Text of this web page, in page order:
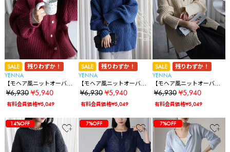
SALE
残りわずか！
YENNA
【モヘア風ニットオーバー
カーディガン】前後2WAY
¥6,930 ¥5,940
有料会員価格¥5,049
SALE
残りわずか！
YENNA
【モヘア風ニットオーバー
カーディガン】前後2WAY
¥6,930 ¥5,940
有料会員価格¥5,049
SALE
残りわずか！
YENNA
【モヘア風ニットオーバー
カーディガン】前後2WAY
¥6,930 ¥5,940
有料会員価格¥5,049
35%OFF
35%OFF
35%OFF
28%OFF
28%OFF
36%OFF
36%OFF
14%OFF
14%OFF
14%OFF
14%OFF
14%OFF 35%OFF
35%OFF
35%OFF
28%OFF
28%OFF
36%OFF
36%OFF
14%OFF
14%OFF
14%OFF
14%OFF
14%OFF
7%OFF 35%OFF
35%OFF
35%OFF
28%OFF
28%OFF
36%OFF
36%OFF
14%OFF
14%OFF
14%OFF
14%OFF
14%OFF
7%OFF
7%OFF